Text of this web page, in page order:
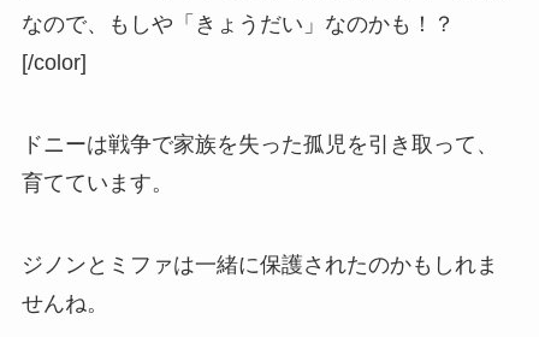
なので、もしや「きょうだい」なのかも！？
[/color]
ドニーは戦争で家族を失った孤児を引き取って、
育てています。
ジノンとミファは一緒に保護されたのかもしれま
せんね。